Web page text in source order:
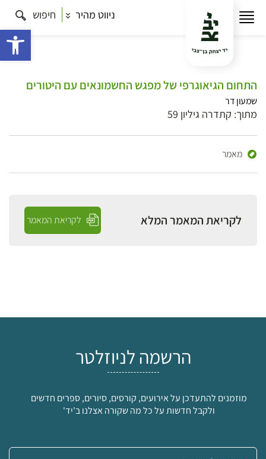
ניווט מהיר חיפוש
התחום הגיאוגרפי של מפגש החשמונאים עם היטורים
שמעון דר
מתוך: קתדרה גיליון 59
מאמר
לקריאת המאמר המלא לקריאת המאמר
הרשמה לניוזלטר
מוזמנים להתעדכן על אירועים, קורסים, סיורים, ספרים חדשים
ולקבל חדשות על כל מה שקורה אצלנו ב'יד'
אימייל: